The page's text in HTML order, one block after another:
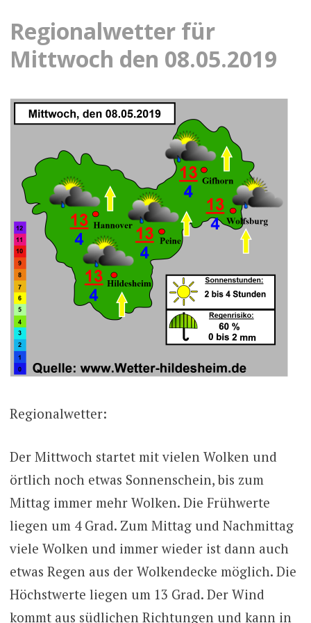
Regionalwetter für
Mittwoch den 08.05.2019
Regionalwetter:
Der Mittwoch startet mit vielen Wolken und
örtlich noch etwas Sonnenschein, bis zum
Mittag immer mehr Wolken. Die Frühwerte
liegen um 4 Grad. Zum Mittag und Nachmittag
viele Wolken und immer wieder ist dann auch
etwas Regen aus der Wolkendecke möglich. Die
Höchstwerte liegen um 13 Grad. Der Wind
kommt aus südlichen Richtungen und kann in